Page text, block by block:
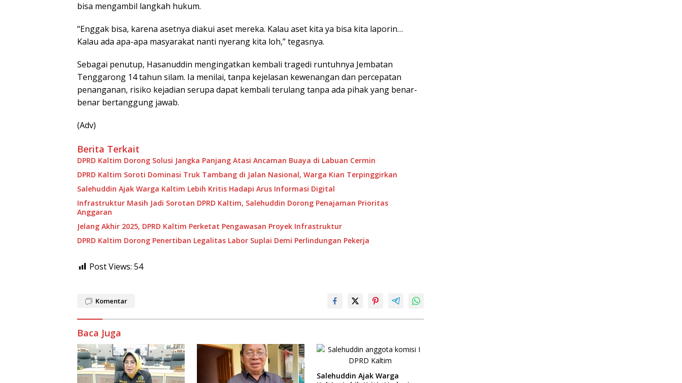
bisa mengambil langkah hukum.
“Enggak bisa, karena asetnya diakui aset mereka. Kalau aset kita ya bisa kita laporin…
Kalau ada apa-apa masyarakat nanti nyerang kita loh,” tegasnya.
Sebagai penutup, Hasanuddin mengingatkan kembali tragedi runtuhnya Jembatan
Tenggarong 14 tahun silam. Ia menilai, tanpa kejelasan kewenangan dan percepatan
penanganan, risiko kejadian serupa dapat kembali terulang tanpa ada pihak yang benar-
benar bertanggung jawab.
(Adv)
Berita Terkait
DPRD Kaltim Dorong Solusi Jangka Panjang Atasi Ancaman Buaya di Labuan Cermin
DPRD Kaltim Soroti Dominasi Truk Tambang di Jalan Nasional, Warga Kian Terpinggirkan
Salehuddin Ajak Warga Kaltim Lebih Kritis Hadapi Arus Informasi Digital
Infrastruktur Masih Jadi Sorotan DPRD Kaltim, Salehuddin Dorong Penajaman Prioritas
Anggaran
Jelang Akhir 2025, DPRD Kaltim Perketat Pengawasan Proyek Infrastruktur
DPRD Kaltim Dorong Penertiban Legalitas Labor Suplai Demi Perlindungan Pekerja
Post Views: 54
Komentar
Baca Juga
Salehuddin Ajak Warga